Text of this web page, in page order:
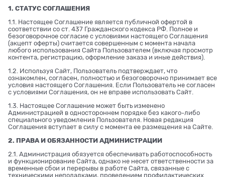
1. СТАТУС СОГЛАШЕНИЯ
1.1. Настоящее Соглашение является публичной офертой в
соответствии со ст. 437 Гражданского кодекса РФ. Полное и
безоговорочное согласие с условиями настоящего Соглашения
(акцепт оферты) считается совершенным с момента начала
любого использования Сайта Пользователем (включая просмотр
контента, регистрацию, оформление заказа и иные действия).
1.2. Используя Сайт, Пользователь подтверждает, что
ознакомлен, согласен, полностью и безоговорочно принимает все
условия настоящего Соглашения. Если Пользователь не согласен
с условиями Соглашения, он не вправе использовать Сайт.
1.3. Настоящее Соглашение может быть изменено
Администрацией в одностороннем порядке без какого-либо
специального уведомления Пользователя. Новая редакция
Соглашения вступает в силу с момента ее размещения на Сайте.
2. ПРАВА И ОБЯЗАННОСТИ АДМИНИСТРАЦИИ
2.1. Администрация обязуется обеспечивать работоспособность
и функционирование Сайта, однако не несет ответственности за
временные сбои и перерывы в работе Сайта, связанные с
техническими неполадками, проведением профилактических